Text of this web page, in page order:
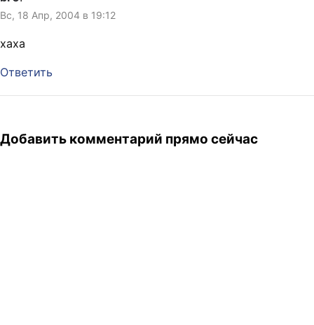
Вс, 18 Апр, 2004 в 19:12
хаха
Ответить
Добавить комментарий прямо сейчас